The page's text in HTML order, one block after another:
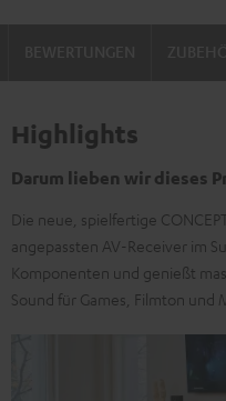
Highlights
Darum lieben wir dieses
Die neue, spielfertige
angepassten AV-Receiver im
Komponenten und genießt
Sound für Games, Filmton und